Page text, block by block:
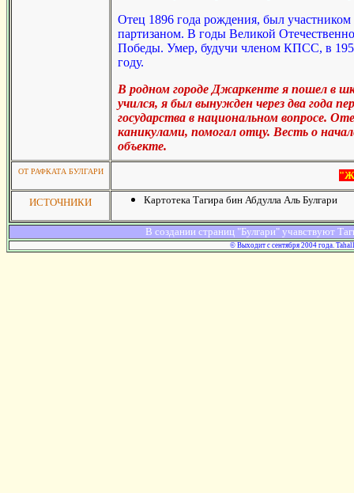
Отец 1896 года рождения, был
партизаном. В годы Великой
Победы. Умер, будучи членом КПСС, в
году.
В родном городе Джаркенте я пошел в
учился, я был вынужден через два года
государства в национальном вопросе.
каникулами, помогал отцу. Весть о
объекте.
ОТ РАФКАТА БУЛГАРИ
ИСТОЧНИКИ Картотека Тагира бин Абдулла Аль Булгари
В создании страниц "Булгари" учавствуют
© Выходит с сентября 2004 года.